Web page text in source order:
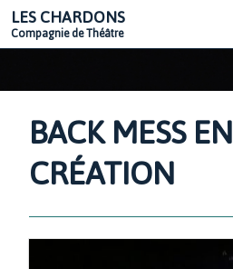
LES CHARDONS
Compagnie de Théâtre
BACK MESS EN
CRÉATION